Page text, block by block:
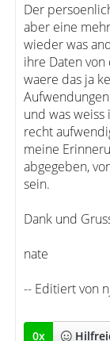
Der
aber eine
wieder was
ihre Daten
waere das ja
und was
recht
meine
abgegeben,
sein.
Dank und
nate
-- Editiert von
0x